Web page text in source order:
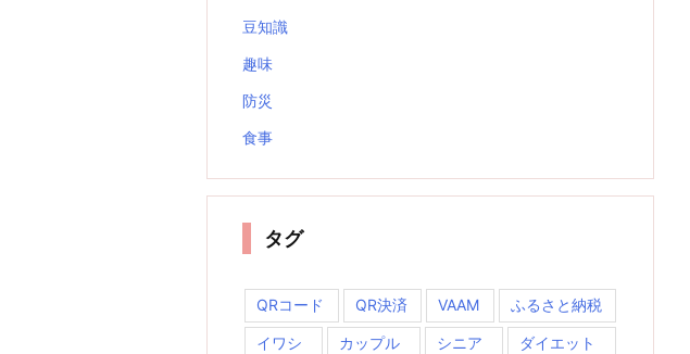
豆知識
趣味
防災
食事
タグ
QRコード QR決済 VAAM ふるさと納税
イワシ カップル シニア ダイエット